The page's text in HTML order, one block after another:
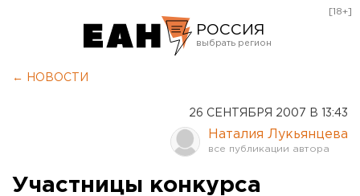
РОССИЯ
Оренбург
[18+]
← НОВОСТИ
26 СЕНТЯБРЯ 2007 В 13:43
Наталия Лукьянцева
Участницы конкурса